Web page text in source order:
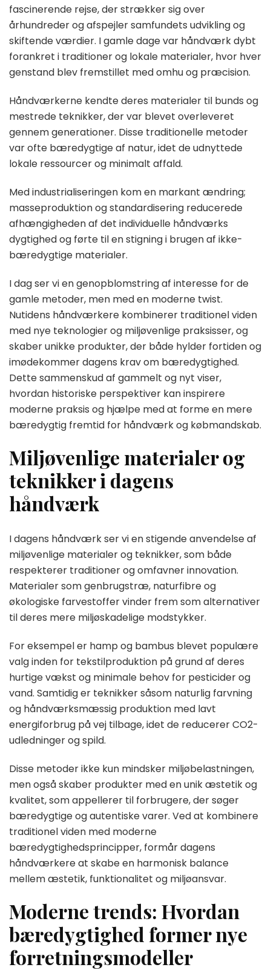
fascinerende rejse, der strækker sig over
århundreder og afspejler samfundets udvikling og
skiftende værdier. I gamle dage var håndværk dybt
forankret i traditioner og lokale materialer, hvor hver
genstand blev fremstillet med omhu og præcision.
Håndværkerne kendte deres materialer til bunds og
mestrede teknikker, der var blevet overleveret
gennem generationer. Disse traditionelle metoder
var ofte bæredygtige af natur, idet de udnyttede
lokale ressourcer og minimalt affald.
Med industrialiseringen kom en markant ændring;
masseproduktion og standardisering reducerede
afhængigheden af det individuelle håndværks
dygtighed og førte til en stigning i brugen af ikke-
bæredygtige materialer.
I dag ser vi en genopblomstring af interesse for de
gamle metoder, men med en moderne twist.
Nutidens håndværkere kombinerer traditionel viden
med nye teknologier og miljøvenlige praksisser, og
skaber unikke produkter, der både hylder fortiden og
imødekommer dagens krav om bæredygtighed.
Dette sammenskud af gammelt og nyt viser,
hvordan historiske perspektiver kan inspirere
moderne praksis og hjælpe med at forme en mere
bæredygtig fremtid for håndværk og købmandskab.
Miljøvenlige materialer og
teknikker i dagens
håndværk
I dagens håndværk ser vi en stigende anvendelse af
miljøvenlige materialer og teknikker, som både
respekterer traditioner og omfavner innovation.
Materialer som genbrugstræ, naturfibre og
økologiske farvestoffer vinder frem som alternativer
til deres mere miljøskadelige modstykker.
For eksempel er hamp og bambus blevet populære
valg inden for tekstilproduktion på grund af deres
hurtige vækst og minimale behov for pesticider og
vand. Samtidig er teknikker såsom naturlig farvning
og håndværksmæssig produktion med lavt
energiforbrug på vej tilbage, idet de reducerer CO2-
udledninger og spild.
Disse metoder ikke kun mindsker miljøbelastningen,
men også skaber produkter med en unik æstetik og
kvalitet, som appellerer til forbrugere, der søger
bæredygtige og autentiske varer. Ved at kombinere
traditionel viden med moderne
bæredygtighedsprincipper, formår dagens
håndværkere at skabe en harmonisk balance
mellem æstetik, funktionalitet og miljøansvar.
Moderne trends: Hvordan
bæredygtighed former nye
forretningsmodeller